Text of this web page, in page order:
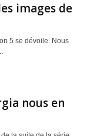
images de
5 se dévoile. Nous
nous en